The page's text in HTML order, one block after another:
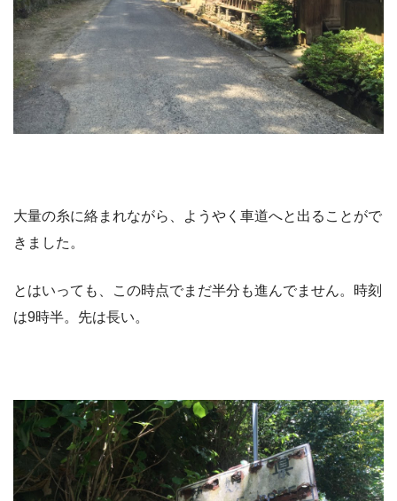
大量の糸に絡まれながら、ようやく車道へと出ることがで
きました。
とはいっても、この時点でまだ半分も進んでません。時刻
は9時半。先は長い。